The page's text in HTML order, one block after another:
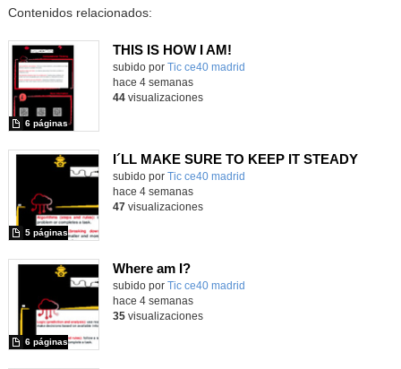
Contenidos relacionados:
THIS IS HOW I AM!
subido por Tic ce40 madrid
6 páginas
hace 4 semanas
44visualizaciones
I´LL MAKE SURE TO KEEP IT STEADY
subido por Tic ce40 madrid
5 páginas
hace 4 semanas
47 visualizaciones
Where am I?
subido por Tic ce40 madrid
6 páginas
hace 4 semanas
35visualizaciones